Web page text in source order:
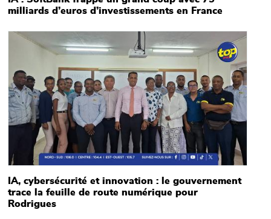
milliards d’euros d’investissements en France
Main picture
IA, cybersécurité et innovation : le gouvernement
trace la feuille de route numérique pour
Rodrigues